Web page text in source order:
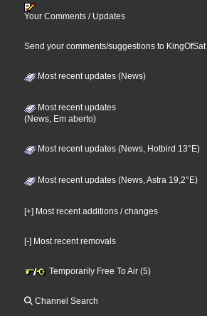
Your Comments / Updates
Send your comments/suggestions to KingOfSat
Most recent updates (News)
Most recent updates
(News, Em aberto)
Most recent updates (News, Hotbird 13°E)
Most recent updates (News, Astra 19,2°E)
[+] Most recent additions / changes
[-] Most recent removals
Temporarily Free To Air (5)
Channel Search